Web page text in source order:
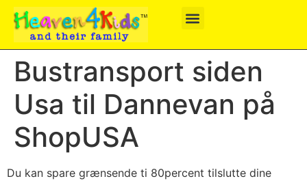
Bustransport siden
Usa til Dannevan på
ShopUSA
Du kan spare grænsende ti 80percent tilslutte dine